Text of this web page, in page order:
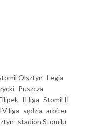
Olsztyn Legia
Puszcza
II liga Stomil II
IV liga sędzia arbiter
stadion Stomilu